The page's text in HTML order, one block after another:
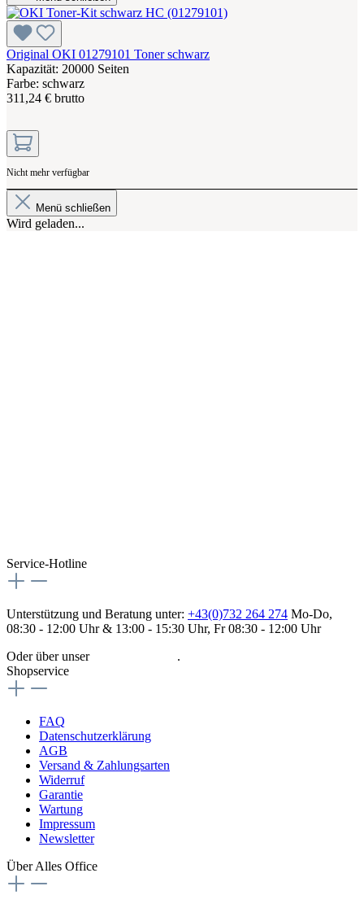
Original OKI 01279101 Toner schwarz
Kapazität: 20000 Seiten
Farbe: schwarz
311,24 € brutto
Nicht mehr verfügbar
Menü schließen
Wird geladen...
Service-Hotline
Unterstützung und Beratung unter: +43(0)732 264 274 Mo-Do,
08:30 - 12:00 Uhr & 13:00 - 15:30 Uhr, Fr 08:30 - 12:00 Uhr
Oder über unser
.
Shopservice
FAQ
Datenschutzerklärung
AGB
Versand & Zahlungsarten
Widerruf
Garantie
Wartung
Impressum
Newsletter
Über Alles Office